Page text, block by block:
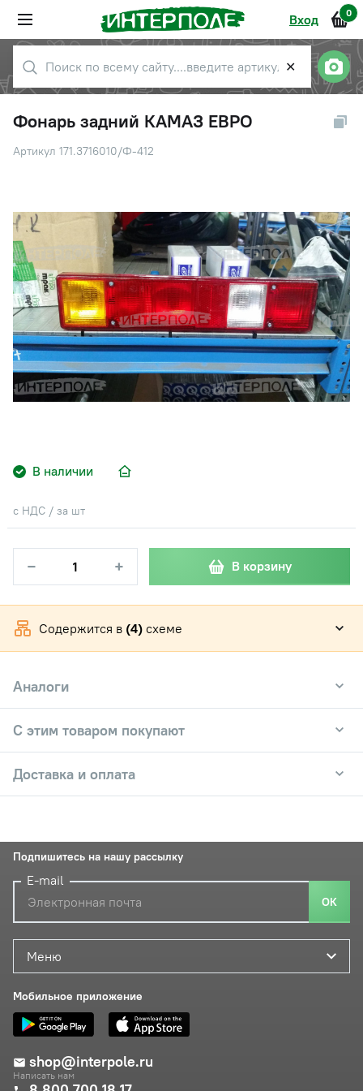
Вход 0
✕
Фонарь задний КАМАЗ ЕВРО
Артикул 171.3716010/Ф-412
В наличии
с НДС / за шт
− + В корзину
Содержится в (4) схеме
Аналоги
С этим товаром покупают
Доставка и оплата
Меню
Мобильное приложение
shop@interpole.ru
Написать нам
Подпишитесь на нашу рассылку
E-mail
ОК